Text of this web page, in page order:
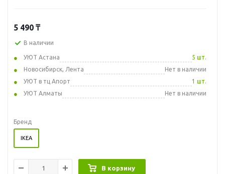
5 490 ₸
В наличии
УЮТ Астана
5 шт.
Новосибирск, Лента
Нет в наличии
УЮТ в тц Апорт
1 шт.
УЮТ Алматы
Нет в наличии
Бренд
IKEA
В корзину